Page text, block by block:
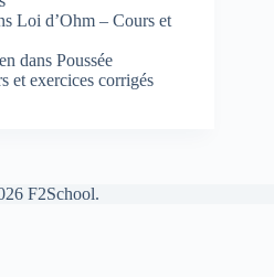
Loi d’Ohm – Cours et
dans Poussée
et exercices corrigés
F2School.